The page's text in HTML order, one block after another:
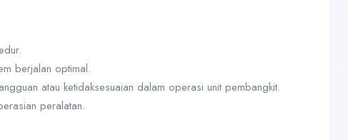
berjalan optimal.
atau ketidaksesuaian dalam operasi unit pembangkit.
peralatan.